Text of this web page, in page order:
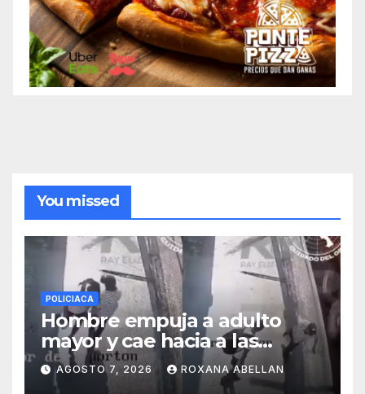
You missed
POLICIACA
Hombre empuja a adulto
mayor y cae hacia a las
ruedas de tráiler en
Monterrey
AGOSTO 7, 2026 ROXANA ABELLAN